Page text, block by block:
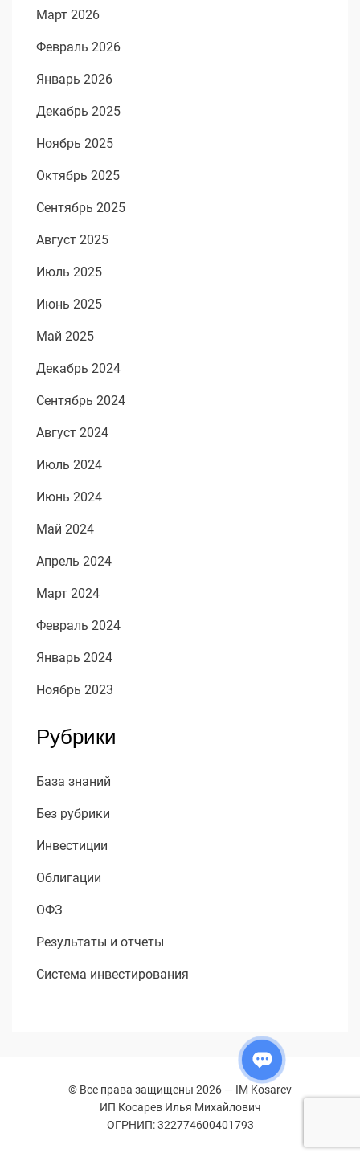
Март 2026
Февраль 2026
Январь 2026
Декабрь 2025
Ноябрь 2025
Октябрь 2025
Сентябрь 2025
Август 2025
Июль 2025
Июнь 2025
Май 2025
Декабрь 2024
Сентябрь 2024
Август 2024
Июль 2024
Июнь 2024
Май 2024
Апрель 2024
Март 2024
Февраль 2024
Январь 2024
Ноябрь 2023
Рубрики
База знаний
Без рубрики
Инвестиции
Облигации
ОФЗ
Результаты и отчеты
Система инвестирования
© Все права защищены 2026 — IM Kosarev
ИП Косарев Илья Михайлович
ОГРНИП: 322774600401793